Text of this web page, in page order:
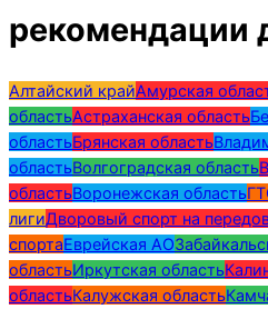
рекомендации
Алтайский крайАмурская
областьАстраханская область
областьБрянская область
областьВолгоградская область
областьВоронежская область
лигиДворовый спорт на
спортаЕврейская АО
областьИркутская область
областьКалужская область